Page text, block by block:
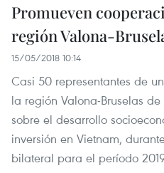
Promueven
región Valona-
15/05/2018 10:14
Casi 50 representantes de
la región Valona-Bruselas
sobre el desarrollo
inversión en Vietnam,
bilateral para el período